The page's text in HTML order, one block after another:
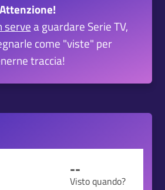
Attenzione!
servea guardare Serie TV,
come "viste" per
traccia!
--
Visto quando?